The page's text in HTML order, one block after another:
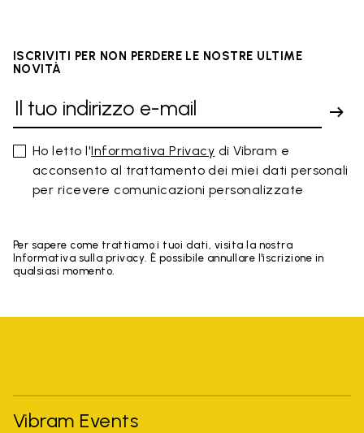
ISCRIVITI PER NON PERDERE LE NOSTRE ULTIME
NOVITÀ
Ho letto l'Informativa Privacy di Vibram e
acconsento al trattamento dei miei dati personali
per ricevere comunicazioni personalizzate
Per sapere come trattiamo i tuoi dati, visita la nostra
Informativa sulla privacy. È possibile annullare l'iscrizione in
qualsiasi momento.
Vibram Events